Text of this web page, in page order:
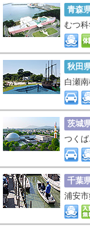
青森
むつ
秋田
白瀬
茨城
つく
千葉
浦安